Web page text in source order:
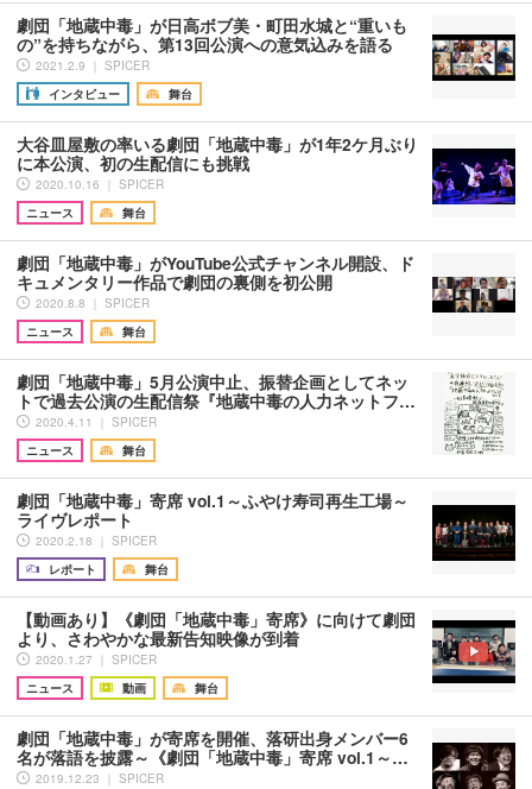
劇団「地蔵中毒」が日高ボブ美・町田水城と“重いも
の”を持ちながら、第13回公演への意気込みを語る
2021.2.9 ｜ SPICER
インタビュー
舞台
大谷皿屋敷の率いる劇団「地蔵中毒」が1年2ケ月ぶり
に本公演、初の生配信にも挑戦
2020.10.16 ｜ SPICER
ニュース
舞台
劇団「地蔵中毒」がYouTube公式チャンネル開設、ド
キュメンタリー作品で劇団の裏側を初公開
2020.8.8 ｜ SPICER
ニュース
舞台
劇団「地蔵中毒」5月公演中止、振替企画としてネッ
トで過去公演の生配信祭『地蔵中毒の人力ネットフ…
2020.4.11 ｜ SPICER
ニュース
舞台
劇団「地蔵中毒」寄席 vol.1～ふやけ寿司再生工場～
ライヴレポート
2020.2.18 ｜ SPICER
レポート
舞台
【動画あり】《劇団「地蔵中毒」寄席》に向けて劇団
より、さわやかな最新告知映像が到着
2020.1.27 ｜ SPICER
ニュース
動画 舞台
劇団「地蔵中毒」が寄席を開催、落研出身メンバー6
名が落語を披露～《劇団「地蔵中毒」寄席 vol.1～…
2019.12.23 ｜ SPICER